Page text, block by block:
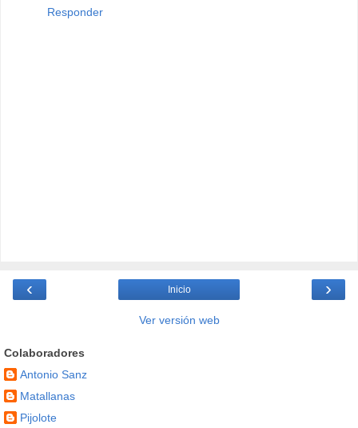
Responder
‹ ›
Inicio
Ver versión web
Colaboradores
Antonio Sanz
Matallanas
Pijolote